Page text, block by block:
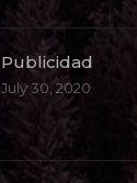
Publicidad
July 30, 2020